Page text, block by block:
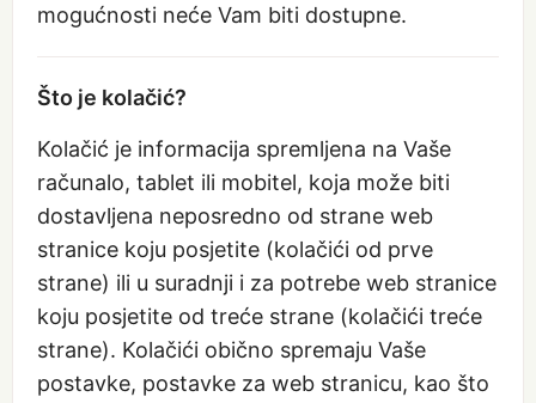
mogućnosti neće Vam biti dostupne.
Što je kolačić?
Kolačić je informacija spremljena na Vaše
računalo, tablet ili mobitel, koja može biti
dostavljena neposredno od strane web
stranice koju posjetite (kolačići od prve
strane) ili u suradnji i za potrebe web stranice
koju posjetite od treće strane (kolačići treće
strane). Kolačići obično spremaju Vaše
postavke, postavke za web stranicu, kao što